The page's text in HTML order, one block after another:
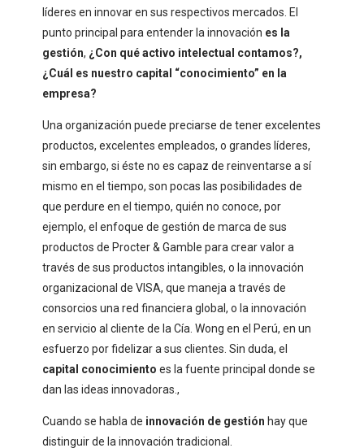
líderes en innovar en sus respectivos mercados. El
punto principal para entender la innovación es la
gestión, ¿Con qué activo intelectual contamos?,
¿Cuál es nuestro capital “conocimiento” en la
empresa?
Una organización puede preciarse de tener excelentes
productos, excelentes empleados, o grandes líderes,
sin embargo, si éste no es capaz de reinventarse a sí
mismo en el tiempo, son pocas las posibilidades de
que perdure en el tiempo, quién no conoce, por
ejemplo, el enfoque de gestión de marca de sus
productos de Procter & Gamble para crear valor a
través de sus productos intangibles, o la innovación
organizacional de VISA, que maneja a través de
consorcios una red financiera global, o la innovación
en servicio al cliente de la Cía. Wong en el Perú, en un
esfuerzo por fidelizar a sus clientes. Sin duda, el
capital conocimiento es la fuente principal donde se
dan las ideas innovadoras.,
Cuando se habla de innovación de gestión hay que
distinguir de la innovación tradicional.